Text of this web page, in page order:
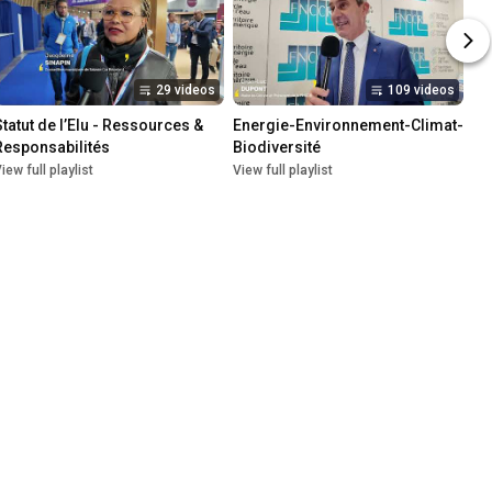
29 videos
de l’Elu - Ressources &
full playlist
109 videos
Energie-Environnement-Climat-
Biodiversité
View full playlist